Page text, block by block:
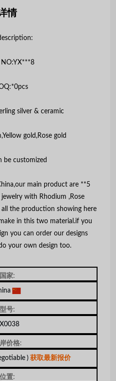
情
NO:YX***8
silver & ceramic
gold,Rose gold
be customized
main product are **5
with Rhodium ,Rose
the production showing here
in this two material.if you
you can order our designs
your own design too.
国家:
型号:
价格:
) 获取最新报价
位置: